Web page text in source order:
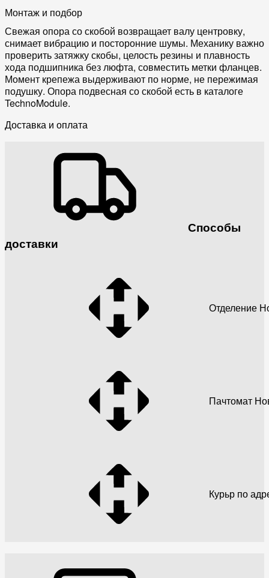
Монтаж и подбор
Свежая опора со скобой возвращает валу центровку,
снимает вибрацию и посторонние шумы. Механику важно
проверить затяжку скобы, целость резины и плавность
хода подшипника без люфта, совместить метки фланцев.
Момент крепежа выдерживают по норме, не пережимая
подушку. Опора подвесная со скобой есть в каталоге
TechnoModule.
Доставка и оплата
Способы
доставки
Отделение
Пачтомат
Курьр по